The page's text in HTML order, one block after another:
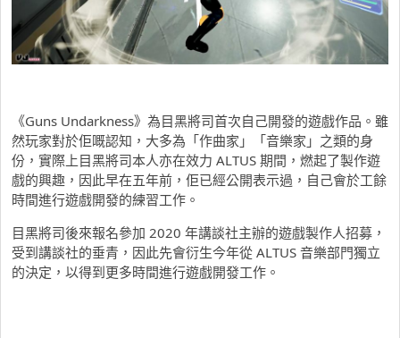
《Guns Undarkness》為目黑將司首次自己開發的遊戲作品。雖
然玩家對於佢嘅認知，大多為「作曲家」「音樂家」之類的身
份，實際上目黑將司本人亦在效力 ALTUS 期間，燃起了製作遊
戲的興趣，因此早在五年前，佢已經公開表示過，自己會於工餘
時間進行遊戲開發的練習工作。
目黑將司後來報名參加 2020 年講談社主辦的遊戲製作人招募，
受到講談社的垂青，因此先會衍生今年從 ALTUS 音樂部門獨立
的決定，以得到更多時間進行遊戲開發工作。